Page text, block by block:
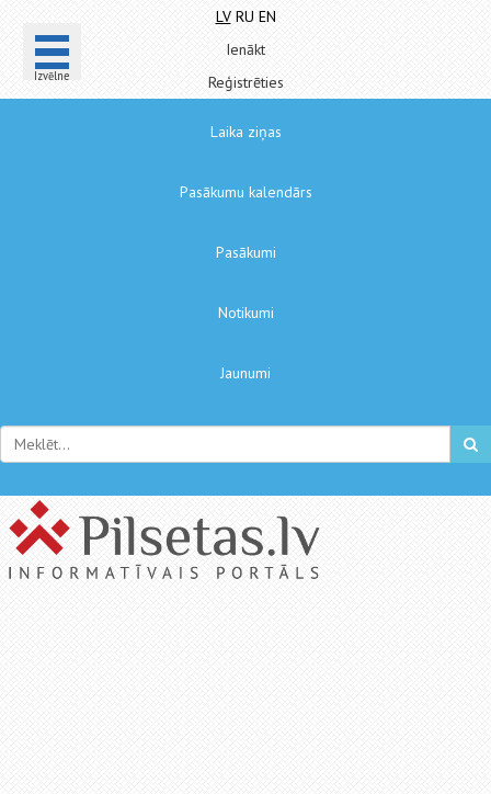
Izvēlne
LV RU EN
Ienākt
Reģistrēties
Laika ziņas
Pasākumu kalendārs
Pasākumi
Notikumi
Jaunumi